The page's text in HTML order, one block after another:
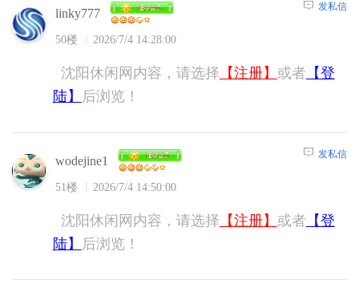
linky777
50楼 2026/7/4 14:28:00
发私信
沈阳休闲网内容，请选择 【注册】 或者 【登
陆】
后浏览！
wodejine1
51楼 2026/7/4 14:50:00
发私信
沈阳休闲网内容，请选择 【注册】 或者 【登
陆】
后浏览！